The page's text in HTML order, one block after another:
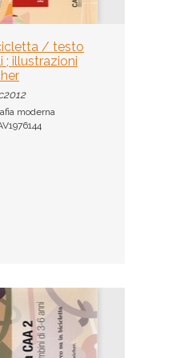
/ testo
; illustrazioni
moderna